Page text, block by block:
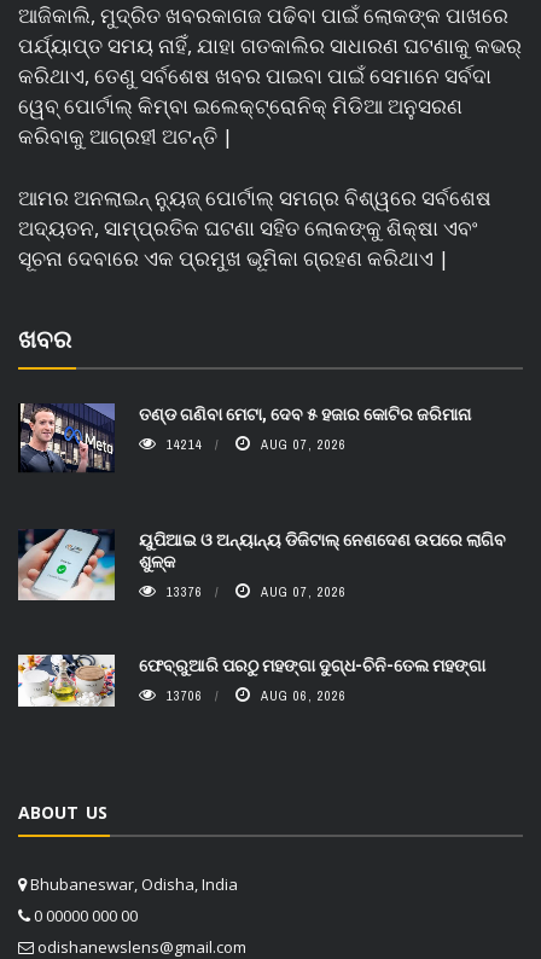
ଆଜିକାଲି, ମୁଦ୍ରିତ ଖବରକାଗଜ ପଢିବା ପାଇଁ ଲୋକଙ୍କ ପାଖରେ
ପର୍ଯ୍ୟାପ୍ତ ସମୟ ନାହିଁ, ଯାହା ଗତକାଲିର ସାଧାରଣ ଘଟଣାକୁ କଭର୍
କରିଥାଏ, ତେଣୁ ସର୍ବଶେଷ ଖବର ପାଇବା ପାଇଁ ସେମାନେ ସର୍ବଦା
ୱେବ୍ ପୋର୍ଟାଲ୍ କିମ୍ବା ଇଲେକ୍ଟ୍ରୋନିକ୍ ମିଡିଆ ଅନୁସରଣ
କରିବାକୁ ଆଗ୍ରହୀ ଅଟନ୍ତି |
ଆମର ଅନଲାଇନ୍ ନ୍ୟୁଜ୍ ପୋର୍ଟାଲ୍ ସମଗ୍ର ବିଶ୍ୱରେ ସର୍ବଶେଷ
ଅଦ୍ୟତନ, ସାମ୍ପ୍ରତିକ ଘଟଣା ସହିତ ଲୋକଙ୍କୁ ଶିକ୍ଷା ଏବଂ
ସୂଚନା ଦେବାରେ ଏକ ପ୍ରମୁଖ ଭୂମିକା ଗ୍ରହଣ କରିଥାଏ |
ଖବର
ତଣ୍ଡ ଗଣିବା ମେଟା, ଦେବ ୫ ହଜାର କୋଟିର ଜରିମାନା
14214 AUG 07, 2026
ୟୁପିଆଇ ଓ ଅନ୍ୟାନ୍ୟ ଡିଜିଟାଲ୍ ନେଣଦେଣ ଉପରେ ଲାଗିବ
ଶୁଳ୍କ
13376 AUG 07, 2026
ଫେବ୍ରୁଆରି ପରଠୁ ମହଙ୍ଗା ଦୁଗ୍ଧ-ଚିନି-ତେଲ ମହଙ୍ଗା
13706 AUG 06, 2026
ABOUT US
Bhubaneswar, Odisha, India
0 00000 000 00
odishanewslens@gmail.com